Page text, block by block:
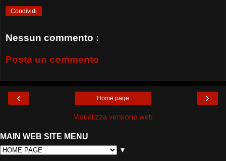
Condividi
Nessun commento :
Posta un commento
‹ ›
Home page
Visualizza versione web
MAIN WEB SITE MENU
▼